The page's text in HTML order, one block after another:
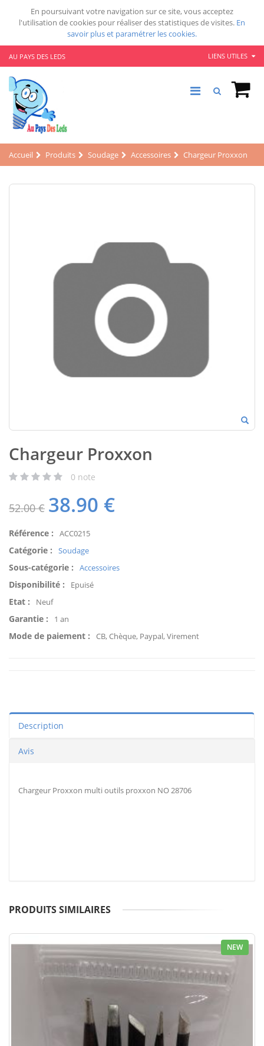
En poursuivant votre navigation sur ce site, vous acceptez
l'utilisation de cookies pour réaliser des statistiques de visites. En
savoir plus et paramétrer les cookies.
AU PAYS DES LEDS LIENS UTILES
Accueil Produits Soudage Accessoires Chargeur Proxxon
Chargeur Proxxon
0 note
52.00 € 38.90 €
Référence : ACC0215
Catégorie : Soudage
Sous-catégorie : Accessoires
Disponibilité : Epuisé
Etat : Neuf
Garantie : 1 an
Mode de paiement : CB, Chèque, Paypal, Virement
Description
Avis
Chargeur Proxxon multi outils proxxon NO 28706
PRODUITS SIMILAIRES
NEW